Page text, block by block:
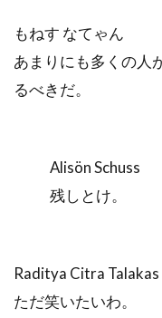
もねす なてゃん
あまりにも多くの人
るべきだ。
Alisön Schuss
残しとけ。
Raditya Citra
ただ笑いたいわ。